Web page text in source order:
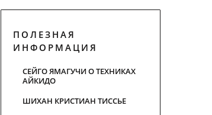
ПОЛЕЗНАЯ
ИНФОРМАЦИЯ
СЕЙГО ЯМАГУЧИ О ТЕХНИКАХ
АЙКИДО
ШИХАН КРИСТИАН ТИСCЬЕ